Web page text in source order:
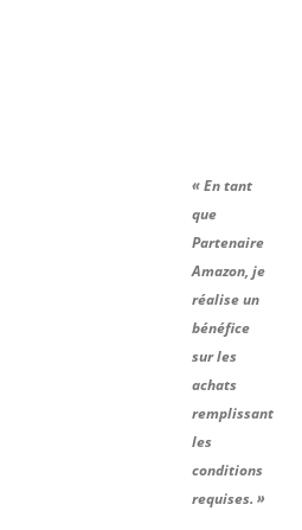
« En tant
que
Partenaire
Amazon, je
réalise un
bénéfice
sur les
achats
remplissant
les
conditions
requises. »